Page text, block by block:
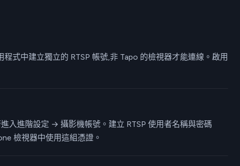
式中建立獨立的 RTSP 帳號,非 Tapo 的檢視器才能連線。啟用
入進階設定 → 攝影機帳號。建立 RTSP 使用者名稱與密碼
檢視器中使用這組憑證。